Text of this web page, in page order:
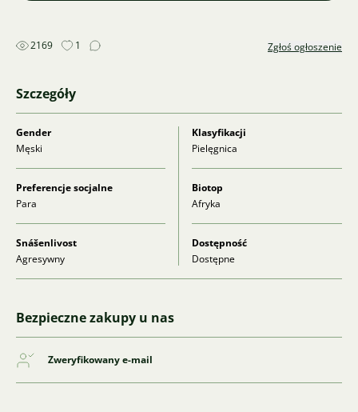
2169 1 Zgłoś ogłoszenie
Szczegóły
Gender
Męski
Klasyfikacji
Pielęgnica
Preferencje socjalne
Para
Biotop
Afryka
Snášenlivost
Agresywny
Dostępność
Dostępne
Bezpieczne zakupy u nas
Zweryfikowany e-mail